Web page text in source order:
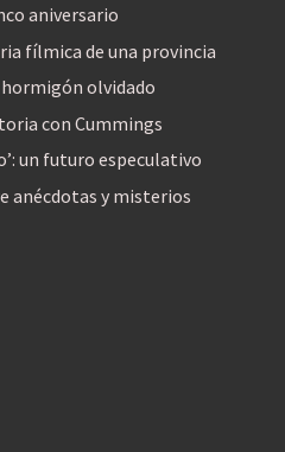
aniversario
fílmica de una provincia
olvidado
con Cummings
un futuro especulativo
anécdotas y misterios